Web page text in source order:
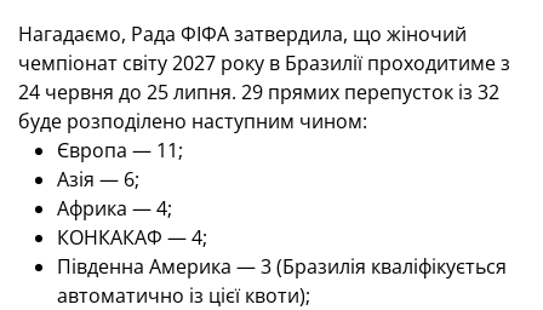
Нагадаємо, Рада ФІФА затвердила, що жіночий
чемпіонат світу 2027 року в Бразилії проходитиме з
24 червня до 25 липня. 29 прямих перепусток із 32
буде розподілено наступним чином:
Європа — 11;
Азія — 6;
Африка — 4;
КОНКАКАФ — 4;
Південна Америка — 3 (Бразилія кваліфікується
автоматично із цієї квоти);